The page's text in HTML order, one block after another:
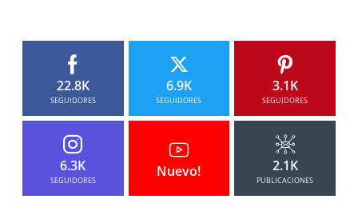
22.8K
SEGUIDORES
6.9K
SEGUIDORES
3.1K
SEGUIDORES
6.3K
SEGUIDORES
Nuevo! 2.1K
PUBLICACIONES